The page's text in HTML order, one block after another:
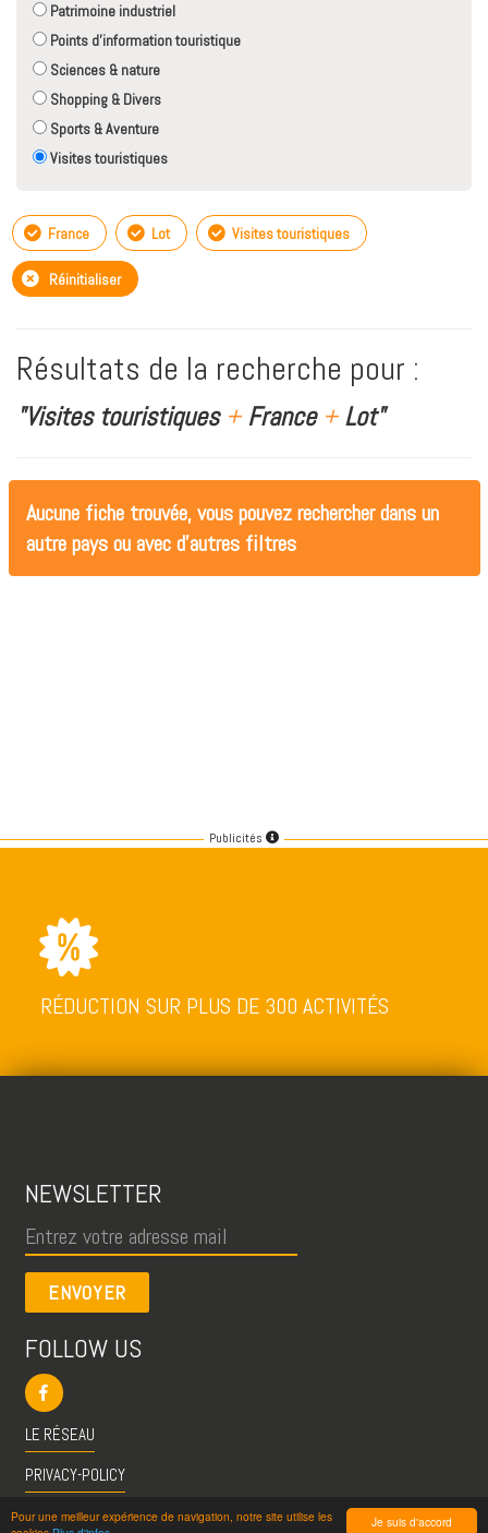
Je suis d'accord
Pour une meilleur expérience de navigation, notre site utilise les
Patrimoine industriel
Points d'information touristique
Sciences & nature
Shopping & Divers
Sports & Aventure
Visites touristiques
France Lot Visites touristiques
Réinitialiser
Résultats de la recherche pour :
"Visites touristiques +France +Lot"
Aucune fiche trouvée, vous pouvez rechercher dans un
autre pays ou avec d'autres filtres
Publicités
RÉDUCTION SUR PLUS DE 300 ACTIVITÉS
NEWSLETTER
ENVOYER
FOLLOW US
LE RÉSEAU
PRIVACY-POLICY
CGU